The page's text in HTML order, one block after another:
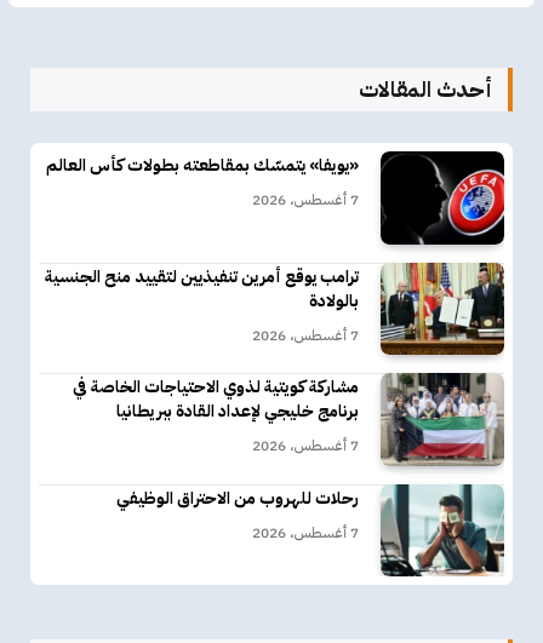
أحدث المقالات
«يويفا» يتمسّك بمقاطعته بطولات كأس العالم
7 أغسطس، 2026
ترامب يوقع أمرين تنفيذيين لتقييد منح الجنسية
بالولادة
7 أغسطس، 2026
مشاركة كويتية لذوي الاحتياجات الخاصة في
برنامج خليجي لإعداد القادة ببريطانيا
7 أغسطس، 2026
رحلات للهروب من الاحتراق الوظيفي
7 أغسطس، 2026